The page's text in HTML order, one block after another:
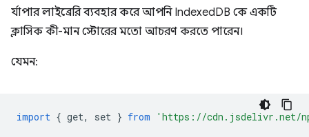
র্যাপার লাইব্রেরি ব্যবহার করে আপনি IndexedDB কে একটি
ক্লাসিক কী-মান স্টোরের মতো আচরণ করতে পারেন।
যেমন:
import { get, set } from 'https://cdn.jsdelivr.net/